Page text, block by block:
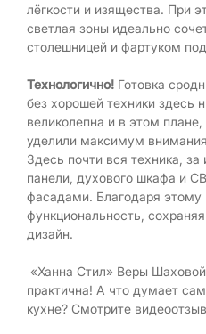
лёгкости и изящества. При
светлая зоны идеально
столешницей и фартуком
Технологично! Готовка
без хорошей техники здесь
великолепна и в этом
уделили максимум
Здесь почти вся техника,
панели, духового шкафа и
фасадами. Благодаря
функциональность,
дизайн.
«Ханна Стил» Веры
практична! А что думает
кухне? Смотрите